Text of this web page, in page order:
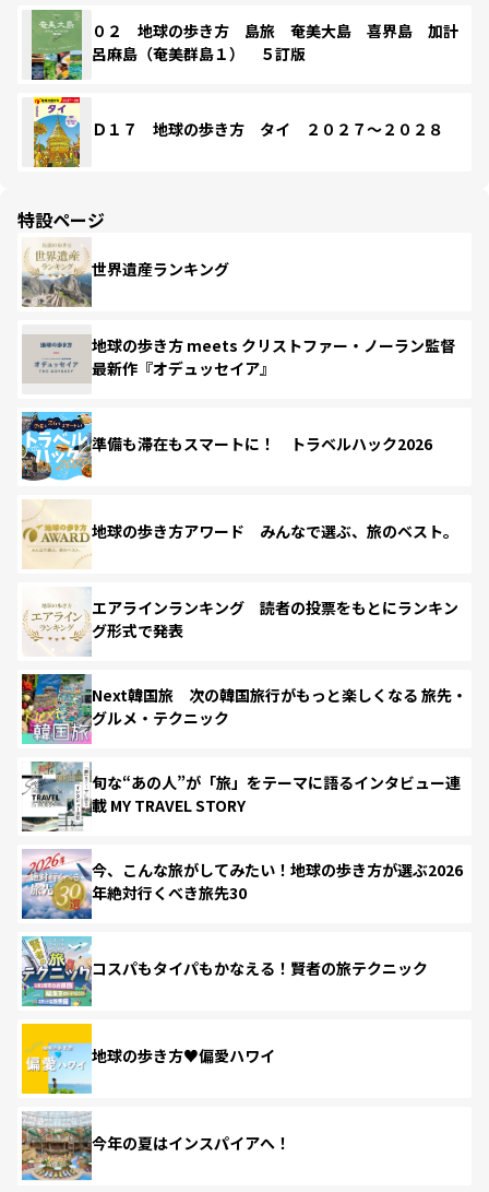
０２ 地球の歩き方 島旅 奄美大島 喜界島 加計
呂麻島（奄美群島１） ５訂版
Ｄ１７ 地球の歩き方 タイ ２０２７～２０２８
特設ページ
世界遺産ランキング
地球の歩き方 meets クリストファー・ノーラン監督
最新作『オデュッセイア』
準備も滞在もスマートに！ トラベルハック2026
地球の歩き方アワード みんなで選ぶ、旅のベスト。
エアラインランキング 読者の投票をもとにランキン
グ形式で発表
Next韓国旅 次の韓国旅行がもっと楽しくなる 旅先・
グルメ・テクニック
旬な“あの人”が「旅」をテーマに語るインタビュー連
載 MY TRAVEL STORY
今、こんな旅がしてみたい！地球の歩き方が選ぶ2026
年絶対行くべき旅先30
コスパもタイパもかなえる！賢者の旅テクニック
地球の歩き方♥偏愛ハワイ
今年の夏はインスパイアへ！